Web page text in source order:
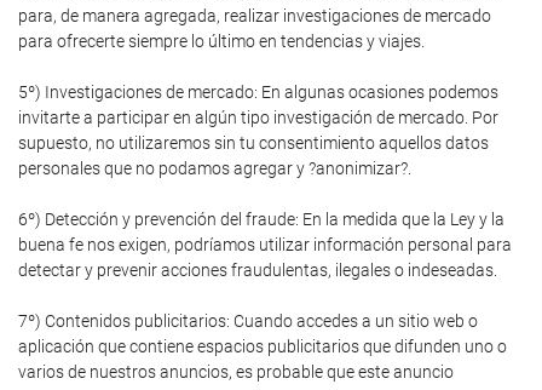
para, de manera agregada, realizar investigaciones de mercado
para ofrecerte siempre lo último en tendencias y viajes.
5º) Investigaciones de mercado: En algunas ocasiones podemos
invitarte a participar en algún tipo investigación de mercado. Por
supuesto, no utilizaremos sin tu consentimiento aquellos datos
personales que no podamos agregar y ?anonimizar?.
6º) Detección y prevención del fraude: En la medida que la Ley y la
buena fe nos exigen, podríamos utilizar información personal para
detectar y prevenir acciones fraudulentas, ilegales o indeseadas.
7º) Contenidos publicitarios: Cuando accedes a un sitio web o
aplicación que contiene espacios publicitarios que difunden uno o
varios de nuestros anuncios, es probable que este anuncio